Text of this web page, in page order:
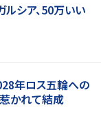
シア、50万いい
年ロス五輪への
かれて結成